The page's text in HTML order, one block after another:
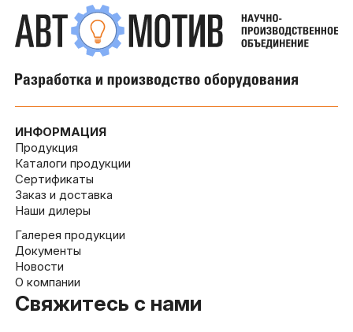
ИНФОРМАЦИЯ
Продукция
Каталоги продукции
Сертификаты
Заказ и доставка
Наши дилеры
Галерея продукции
Документы
Новости
О компании
Свяжитесь с нами